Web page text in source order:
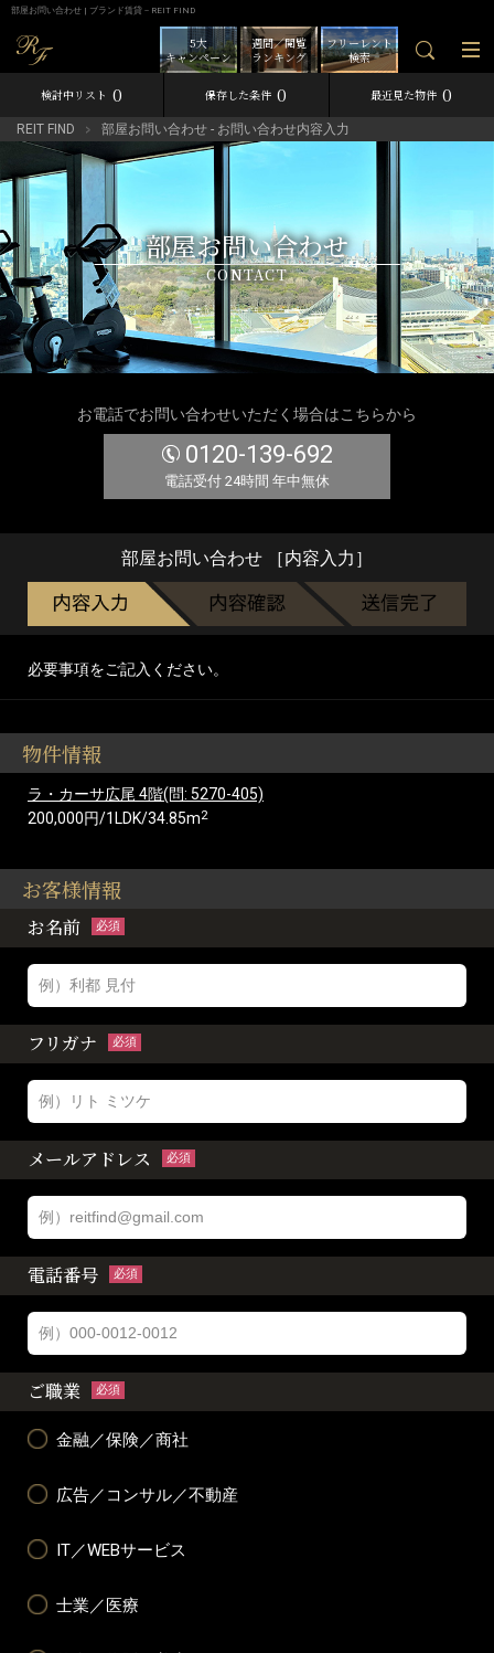
部屋お問い合わせ | ブランド賃貸－REIT FIND
フリーレント
検索
週間／閲覧
ランキング
5大
キャンペーン
検討中リスト 0 保存した条件 0 最近見た物件 0
REIT FIND 部屋お問い合わせ - お問い合わせ内容入力
部屋お問い合わせ
CONTACT
お電話でお問い合わせいただく場合はこちらから
0120-139-692
電話受付 24時間 年中無休
部屋お問い合わせ ［内容入力］
必要事項をご記入ください。
物件情報
ラ・カーサ広尾 4階(問: 5270-405)
200,000円/1LDK/34.85m2
お客様情報
お名前 必須
フリガナ 必須
メールアドレス 必須
電話番号 必須
ご職業 必須
金融／保険／商社
広告／コンサル／不動産
IT／WEBサービス
士業／医療